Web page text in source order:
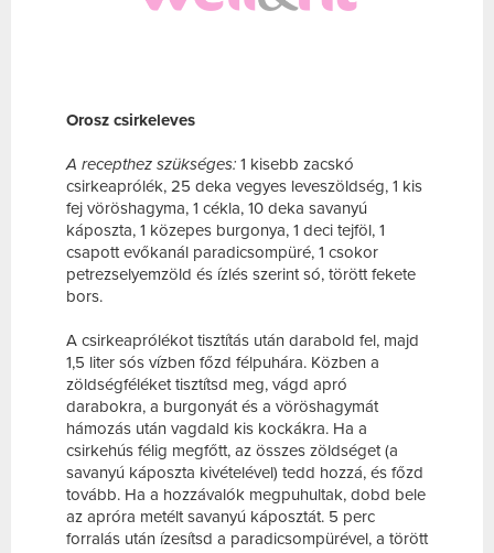
Orosz csirkeleves
A recepthez szükséges: 1 kisebb zacskó
csirkeaprólék, 25 deka vegyes leveszöldség, 1 kis
fej vöröshagyma, 1 cékla, 10 deka savanyú
káposzta, 1 közepes burgonya, 1 deci tejföl, 1
csapott evőkanál paradicsompüré, 1 csokor
petrezselyemzöld és ízlés szerint só, törött fekete
bors.
A csirkeaprólékot tisztítás után darabold fel, majd
1,5 liter sós vízben főzd félpuhára. Közben a
zöldségféléket tisztítsd meg, vágd apró
darabokra, a burgonyát és a vöröshagymát
hámozás után vagdald kis kockákra. Ha a
csirkehús félig megfőtt, az összes zöldséget (a
savanyú káposzta kivételével) tedd hozzá, és főzd
tovább. Ha a hozzávalók megpuhultak, dobd bele
az apróra metélt savanyú káposztát. 5 perc
forralás után ízesítsd a paradicsompürével, a törött